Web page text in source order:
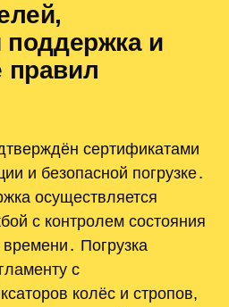
поддержка и
правил
сертификатами
и безопасной погрузке․
осуществляется
с контролем состояния
Погрузка
с
колёс и стропов,